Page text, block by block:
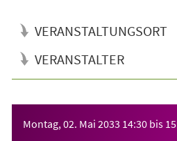
VERANSTALTUNGSORT
VERANSTALTER
Montag, 02. Mai 2033 14:30 bis